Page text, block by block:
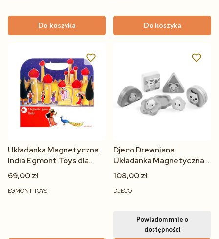
Do koszyka Do koszyka
Układanka Magnetyczna
India Egmont Toys dla
dzieci 3+ | Teczka z
elementami
69,00 zł
EGMONT TOYS
Djeco Drewniana
Układanka Magnetyczna
12m+
108,00 zł
DJECO
Powiadom mnie o
dostępności